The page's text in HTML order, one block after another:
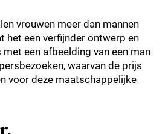
vrouwen meer dan mannen
het een verfijnder ontwerp en
een afbeelding van een man
waarvan de prijs
voor deze maatschappelijke